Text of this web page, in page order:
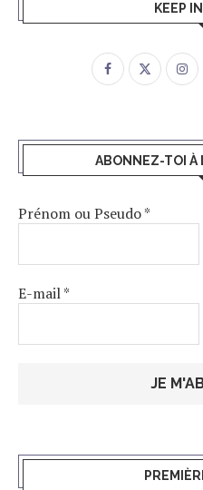
KEEP
ABONNEZ-TOI À
Prénom ou Pseudo*
E-mail*